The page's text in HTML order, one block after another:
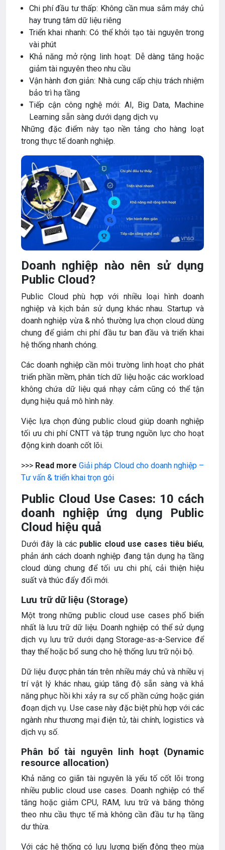
Chi phí đầu tư thấp: Không cần mua sắm máy chủ
hay trung tâm dữ liệu riêng
Triển khai nhanh: Có thể khởi tạo tài nguyên trong
vài phút
Khả năng mở rộng linh hoạt: Dễ dàng tăng hoặc
giảm tài nguyên theo nhu cầu
Vận hành đơn giản: Nhà cung cấp chịu trách nhiệm
bảo trì hạ tầng
Tiếp cận công nghệ mới: AI, Big Data, Machine
Learning sẵn sàng dưới dạng dịch vụ
Những đặc điểm này tạo nền tảng cho hàng loạt
trong thực tế doanh nghiệp.
Doanh nghiệp nào nên sử dụng
Public Cloud?
Public Cloud phù hợp với nhiều loại hình doanh
nghiệp và kịch bản sử dụng khác nhau. Startup và
doanh nghiệp vừa & nhỏ thường lựa chọn cloud dùng
chung để giảm chi phí đầu tư ban đầu và triển khai
hệ thống nhanh chóng.
Các doanh nghiệp cần môi trường linh hoạt cho phát
triển phần mềm, phân tích dữ liệu hoặc các workload
không chứa dữ liệu quá nhạy cảm cũng có thể tận
dụng hiệu quả mô hình này.
Việc lựa chọn đúng public cloud giúp doanh nghiệp
tối ưu chi phí CNTT và tập trung nguồn lực cho hoạt
động kinh doanh cốt lõi.
>>> Read more Giải pháp Cloud cho doanh nghiệp –
Tư vấn & triển khai trọn gói
Public Cloud Use Cases: 10 cách
doanh nghiệp ứng dụng Public
Cloud hiệu quả
Dưới đây là các public cloud use cases tiêu biểu,
phản ánh cách doanh nghiệp đang tận dụng hạ tầng
cloud dùng chung để tối ưu chi phí, cải thiện hiệu
suất và thúc đẩy đổi mới.
Lưu trữ dữ liệu (Storage)
Một trong những public cloud use cases phổ biến
nhất là lưu trữ dữ liệu. Doanh nghiệp có thể sử dụng
dịch vụ lưu trữ dưới dạng Storage-as-a-Service để
thay thế hoặc bổ sung cho hệ thống lưu trữ nội bộ.
Dữ liệu được phân tán trên nhiều máy chủ và nhiều vị
trí vật lý khác nhau, giúp tăng độ sẵn sàng và khả
năng phục hồi khi xảy ra sự cố phần cứng hoặc gián
đoạn dịch vụ. Use case này đặc biệt phù hợp với các
ngành như thương mại điện tử, tài chính, logistics và
dịch vụ số.
Phân bổ tài nguyên linh hoạt (Dynamic
resource allocation)
Khả năng co giãn tài nguyên là yếu tố cốt lõi trong
nhiều public cloud use cases. Doanh nghiệp có thể
tăng hoặc giảm CPU, RAM, lưu trữ và băng thông
theo nhu cầu thực tế mà không cần đầu tư hạ tầng
dư thừa.
Với các hệ thống có lưu lượng biến động theo mùa